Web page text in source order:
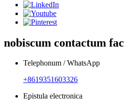
nobiscum contactum fac
Telephonum / WhatsApp
+8619351603326
Epistula electronica